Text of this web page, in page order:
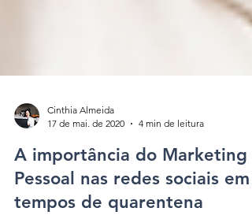
17 de mai. de 2020
4 min de leitura
A importância do Marketing
Pessoal nas redes sociais em